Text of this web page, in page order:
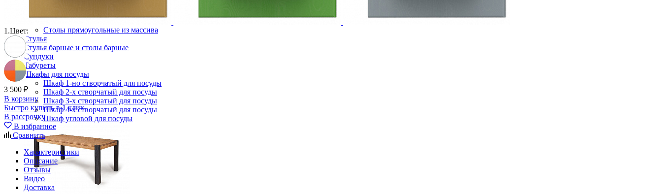
Столы прямоугольные из массива
Стулья
Стулья барные и столы барные
Сундуки
Табуреты
Шкафы для посуды
Шкаф 1-но створчатый для посуды
Шкаф 2-х створчатый для посуды
Шкаф 3-х створчатый для посуды
Шкаф 4-х створчатый для посуды
Шкаф угловой для посуды
1.Цвет:
3 500 ₽
В корзину
Быстро купить в 1 клик
В рассрочку
В избранное
Сравнить
Характеристики
Описание
Отзывы
Видео
Доставка